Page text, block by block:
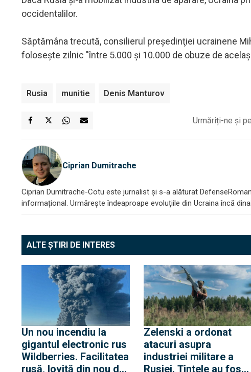
occidentalilor.
Săptămâna trecută, consilierul preşedinţiei ucrainene
foloseşte zilnic "între 5.000 şi 10.000 de obuze de
Rusia munitie Denis Manturov
Urmăriți-ne și pe
Ciprian Dumitrache
Ciprian Dumitrache-Cotu este jurnalist și s-a alăturat
informațional. Urmărește îndeaproape evoluțiile din Ucraina încă
ALTE ȘTIRI DE INTERES
Un nou incendiu la
gigantul electronic rus
Wildberries. Facilitatea
rusă, lovită din nou de
Zelenski a ordonat
atacuri asupra
industriei militare a
Rusiei. Țintele au fost